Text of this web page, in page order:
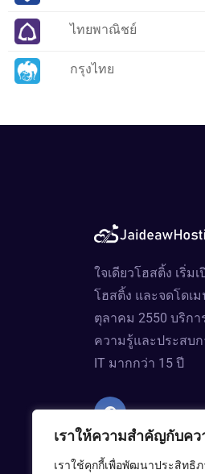
เราให้ความสำคัญกับค
เราใช้คุกกี้เพื่อพัฒนาประสิทธิ
ไทยพาณิชย์
กรุงไทย
ใจเดียวโฮสติ้ง เริ่ม
โฮสติ้ง และจดโดเ
ตุลาคม 2550 บริก
ความรู้และประสบ
IT มากกว่า 15 ปี